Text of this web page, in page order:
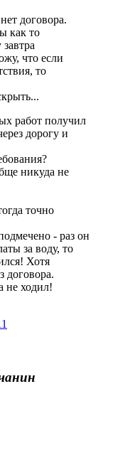
договора.
как то
что если
то
работ получил
дорогу и
никуда не
точно
- раз он
за воду, то
Хотя
договора.
не ходил!